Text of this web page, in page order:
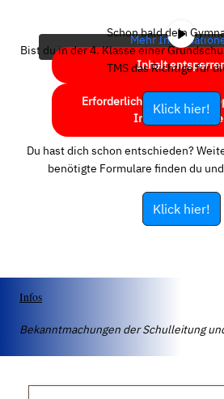
Mehr
Inhalt
Erforderlichen Service
Inhalte
Schon bald dein
Bist du in der 4. Klasse einer
TMS das Richtige für
Klick hier!
Du hast dich schon entschieden?
benötigte Formulare finden du
Klick hier!
Infos
Bekanntmachungen der Schulleitung